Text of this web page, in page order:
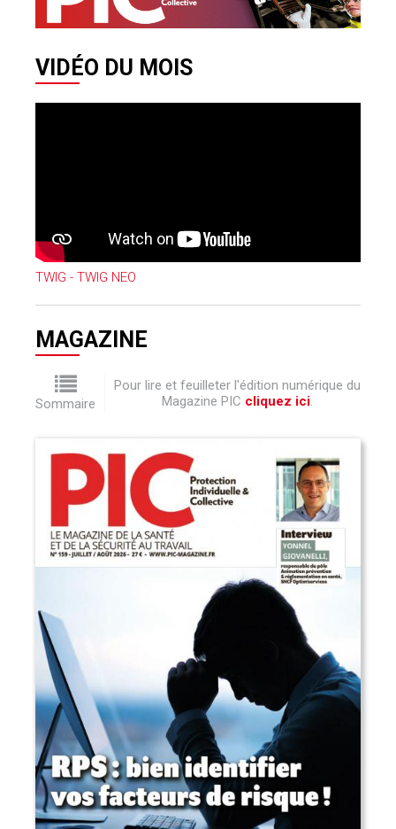
VIDÉO DU MOIS
TWIG - TWIG NEO
MAGAZINE
Sommaire
Pour lire et feuilleter l'édition numérique du
Magazine PIC cliquez ici.